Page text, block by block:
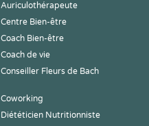
Auriculothérapeute
Centre Bien-être
Coach Bien-être
Coach de vie
Conseiller Fleurs de Bach
Coworking
Diététicien Nutritionniste